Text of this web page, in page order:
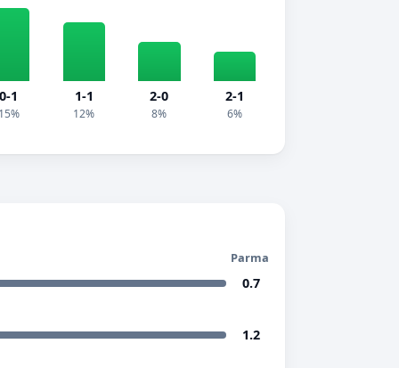
0-1 1-1
12%
2-0
8%
2-1
6%
Parma
0.7
1.2